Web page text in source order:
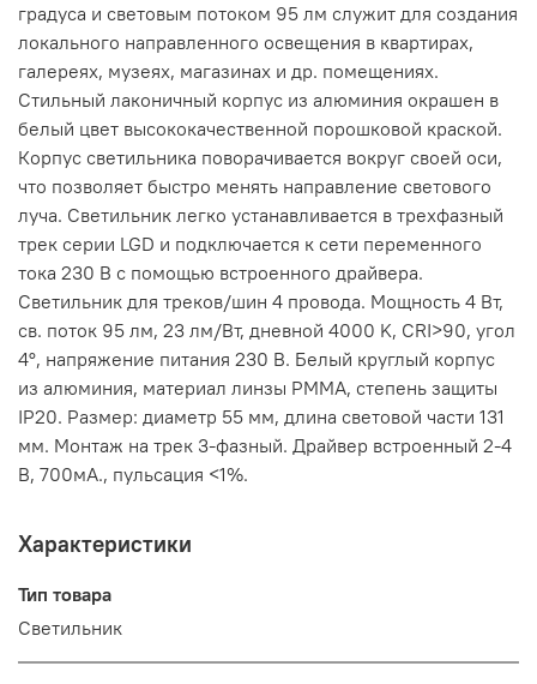
градуса и световым потоком 95 лм служит для создания
локального направленного освещения в квартирах,
галереях, музеях, магазинах и др. помещениях.
Стильный лаконичный корпус из алюминия окрашен в
белый цвет высококачественной порошковой краской.
Корпус светильника поворачивается вокруг своей оси,
что позволяет быстро менять направление светового
луча. Светильник легко устанавливается в трехфазный
трек серии LGD и подключается к сети переменного
тока 230 В с помощью встроенного драйвера.
Светильник для треков/шин 4 провода. Мощность 4 Вт,
св. поток 95 лм, 23 лм/Вт, дневной 4000 K, CRI>90, угол
4°, напряжение питания 230 В. Белый круглый корпус
из алюминия, материал линзы PMMA, степень защиты
IP20. Размер: диаметр 55 мм, длина световой части 131
мм. Монтаж на трек 3-фазный. Драйвер встроенный 2-4
В, 700мА., пульсация <1%.
Характеристики
Тип товара
Светильник